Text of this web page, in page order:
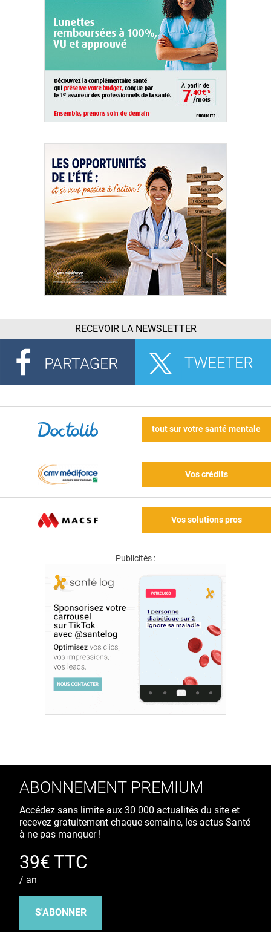
RECEVOIR LA NEWSLETTER
tout sur votre santé mentale
Vos crédits
Vos solutions pros
Publicités :
ABONNEMENT PREMIUM
Accédez sans limite aux 30 000 actualités du site et
recevez gratuitement chaque semaine, les actus Santé
à ne pas manquer !
39€ TTC
/ an
S'ABONNER